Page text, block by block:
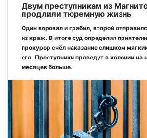
Двум преступникам из
продлили тюремную жизнь
Один воровал и грабил, второй
из краж. В итоге суд определил
прокурор счёл наказание слишком
его. Преступники проведут в колонии на
месяцев больше.